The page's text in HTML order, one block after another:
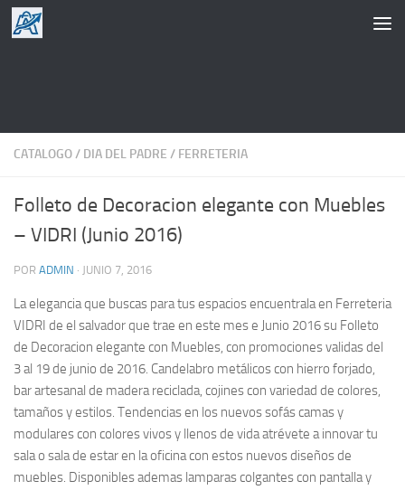
Saltar al contenido
CATALOGO/ DIA DEL PADRE / FERRETERIA
Folleto de Decoracion elegante con Muebles
– VIDRI (Junio 2016)
POR ADMIN · JUNIO 7, 2016
La elegancia que buscas para tus espacios encuentrala en Ferreteria
VIDRI de el salvador que trae en este mes e Junio 2016 su Folleto
de Decoracion elegante con Muebles, con promociones validas del
3 al 19 de junio de 2016. Candelabro metálicos con hierro forjado,
bar artesanal de madera reciclada, cojines con variedad de colores,
tamaños y estilos. Tendencias en los nuevos sofás camas y
modulares con colores vivos y llenos de vida atrévete a innovar tu
sala o sala de estar en la oficina con estos nuevos diseños de
muebles. Disponibles ademas lamparas colgantes con pantalla y